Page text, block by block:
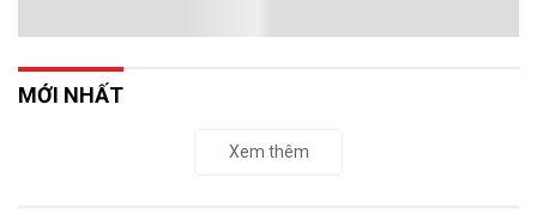
MỚI NHẤT
Xem thêm